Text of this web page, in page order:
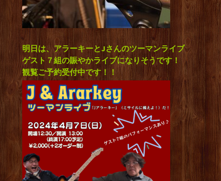
明日は、アラーキーとJさんのツーマンライブ
ゲスト７組の賑やかライブになりそうです！
観覧ご予約受付中です！！